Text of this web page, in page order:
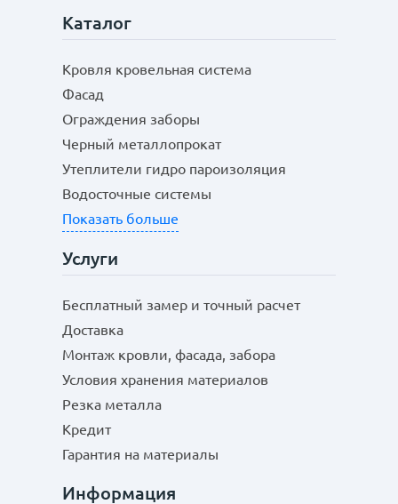
Каталог
Кровля кровельная система
Фасад
Ограждения заборы
Черный металлопрокат
Утеплители гидро пароизоляция
Водосточные системы
Показать больше
Услуги
Бесплатный замер и точный расчет
Доставка
Монтаж кровли, фасада, забора
Условия хранения материалов
Резка металла
Кредит
Гарантия на материалы
Информация